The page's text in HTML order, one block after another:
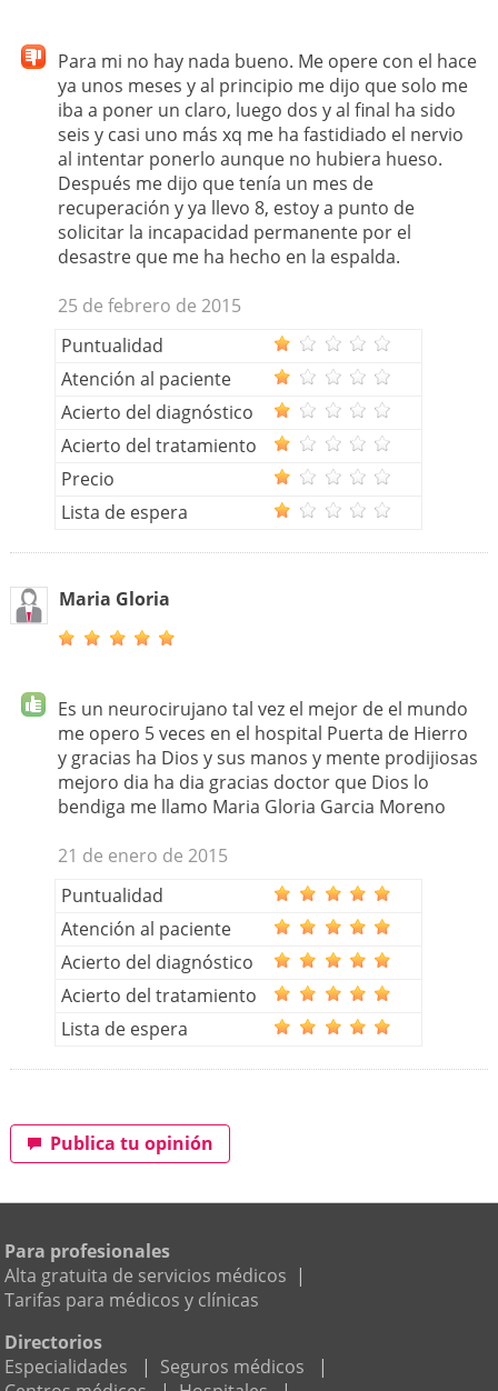
Para mi no hay nada bueno. Me opere con el hace
ya unos meses y al principio me dijo que solo me
iba a poner un claro, luego dos y al final ha sido
seis y casi uno más xq me ha fastidiado el nervio
al intentar ponerlo aunque no hubiera hueso.
Después me dijo que tenía un mes de
recuperación y ya llevo 8, estoy a punto de
solicitar la incapacidad permanente por el
desastre que me ha hecho en la espalda.
25 de febrero de 2015
Puntualidad
Atención al paciente
Acierto del diagnóstico
Acierto del tratamiento
Precio
Lista de espera
Maria Gloria
Es un neurocirujano tal vez el mejor de el mundo
me opero 5 veces en el hospital Puerta de Hierro
y gracias ha Dios y sus manos y mente prodijiosas
mejoro dia ha dia gracias doctor que Dios lo
bendiga me llamo Maria Gloria Garcia Moreno
21 de enero de 2015
Puntualidad
Atención al paciente
Acierto del diagnóstico
Acierto del tratamiento
Lista de espera
Publica tu opinión
Para profesionales
Alta gratuita de servicios médicos |
Tarifas para médicos y clínicas
Directorios
Especialidades
| Seguros médicos
|